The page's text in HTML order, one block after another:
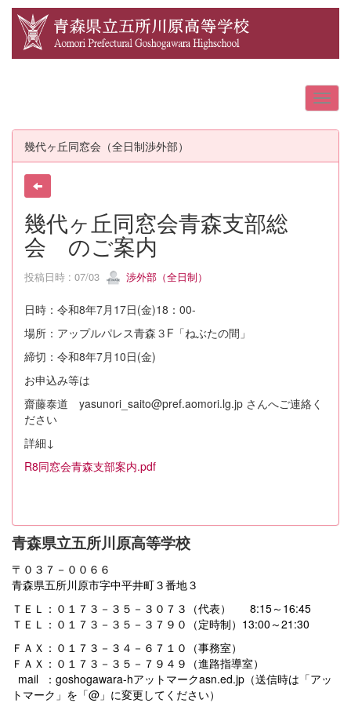
幾代ヶ丘同窓会（全日制渉外部）
幾代ヶ丘同窓会青森支部総
会 のご案内
投稿日時 : 07/03 渉外部（全日制）
日時：令和8年7月17日(金)18：00-
場所：アップルパレス青森３F「ねぶたの間」
締切：令和8年7月10日(金)
お申込み等は
齋藤泰道 yasunori_saito@pref.aomori.lg.jp さんへご連絡く
ださい
詳細↓
R8同窓会青森支部案内.pdf
青森県立五所川原高等学校
〒０３７－００６６
青森県五所川原市字中平井町３番地３
ＴＥＬ：０１７３－３５－３０７３（代表） 8:15～16:45
ＴＥＬ：０１７３－３５－３７９０（定時制）13:00～21:30
ＦＡＸ：０１７３－３４－６７１０（事務室）
ＦＡＸ：０１７３－３５－７９４９（進路指導室）
mail ：goshogawara-hアットマークasn.ed.jp（送信時は「アッ
トマーク」を「@」に変更してください）